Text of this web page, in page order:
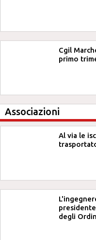
Cgil
primo
Associazioni
Al via le
degli